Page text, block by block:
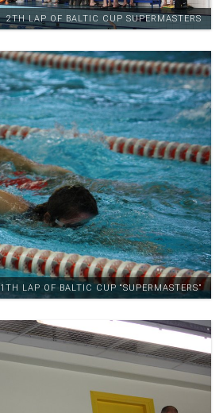
2TH LAP OF BALTIC CUP SUPERMASTERS
1TH LAP OF BALTIC CUP “SUPERMASTERS”